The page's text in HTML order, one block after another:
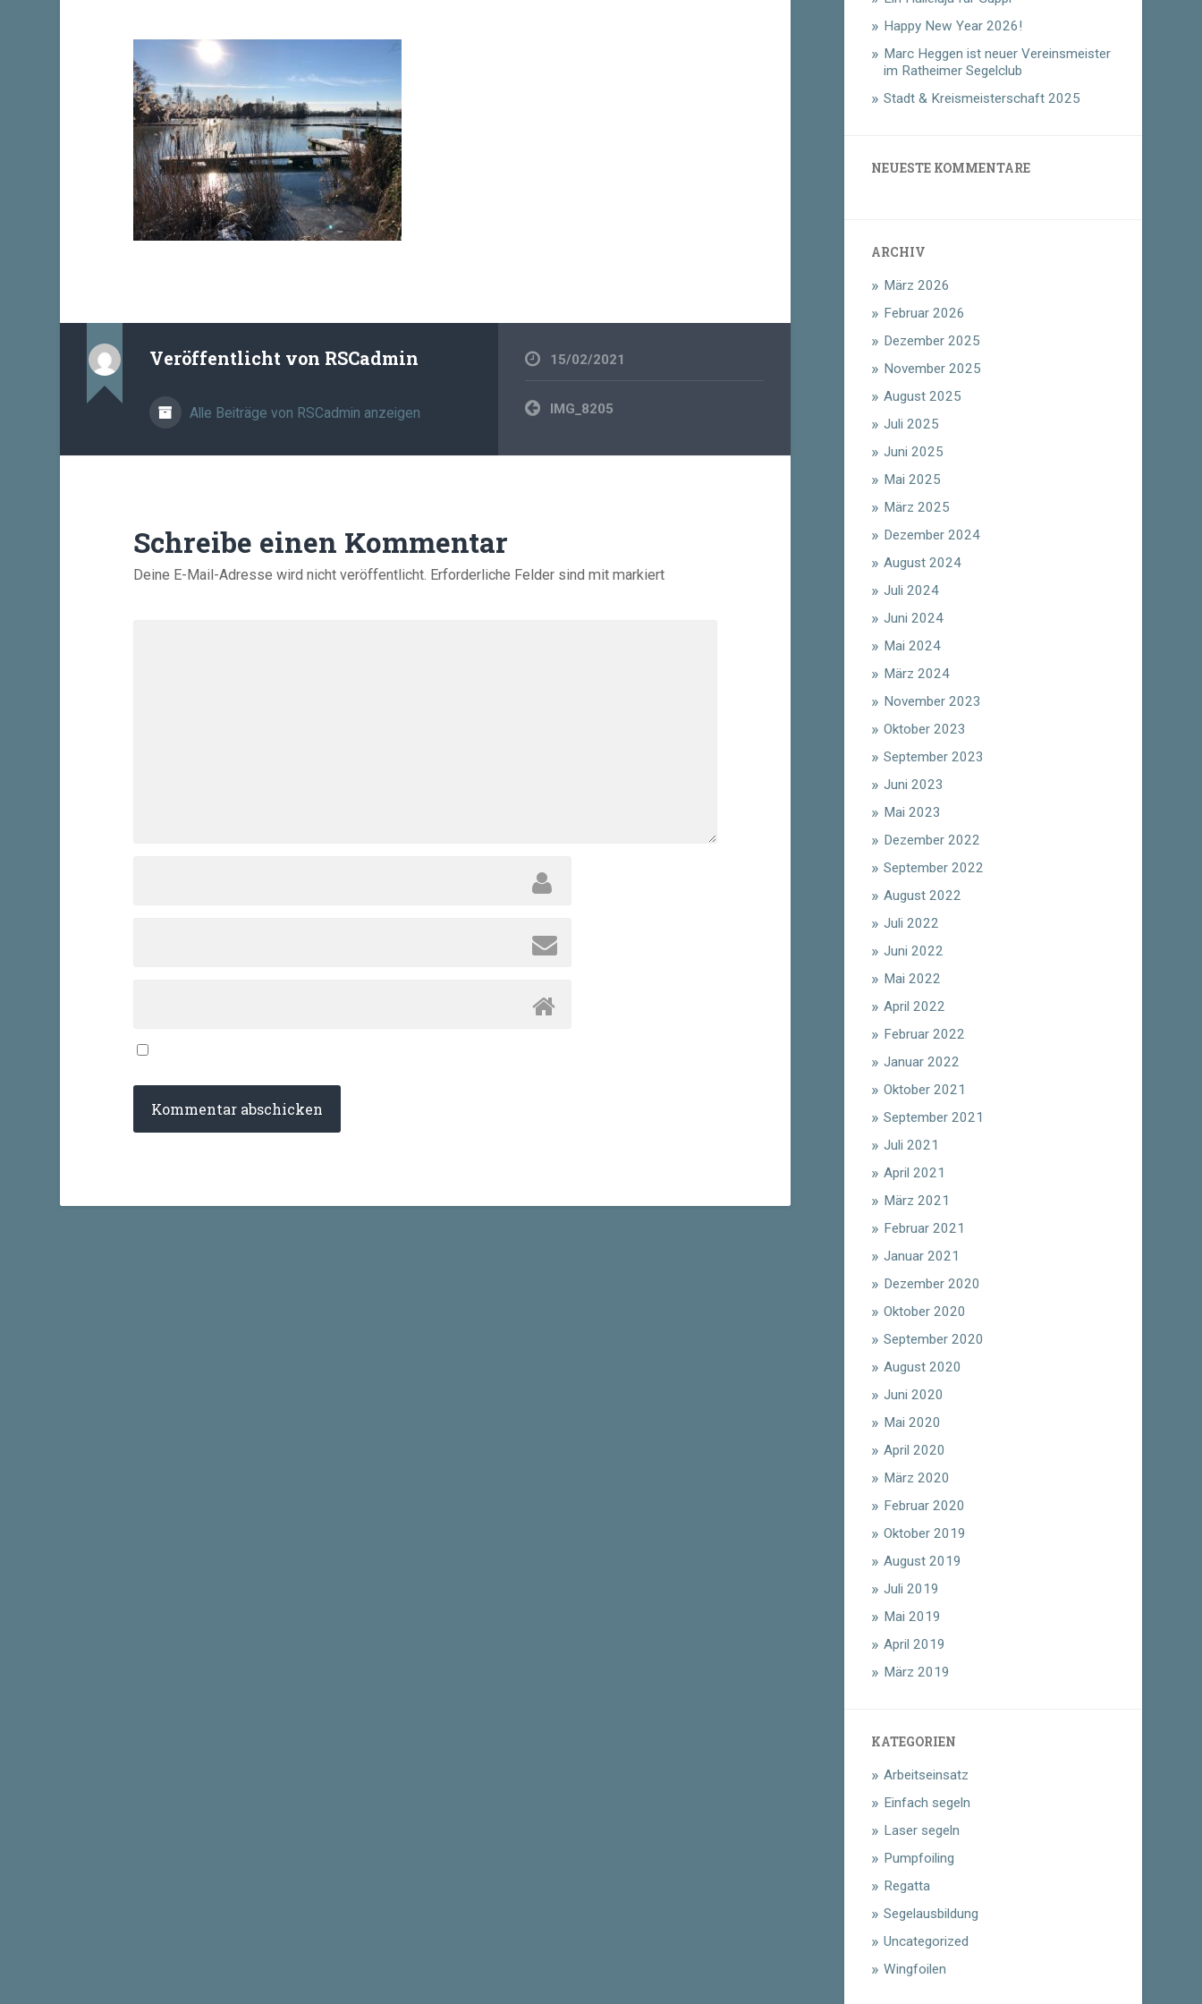
Veröffentlicht von RSCadmin
Alle Beiträge von RSCadmin anzeigen
15/02/2021
Beitragsnavigation
IMG_8205
Schreibe einen Kommentar
Deine E-Mail-Adresse wird nicht veröffentlicht. Erforderliche Felder sind mit markiert
Happy New Year 2026!
Marc Heggen ist neuer Vereinsmeister
im Ratheimer Segelclub
Stadt & Kreismeisterschaft 2025
NEUESTE KOMMENTARE
ARCHIV
März 2026
Februar 2026
Dezember 2025
November 2025
August 2025
Juli 2025
Juni 2025
Mai 2025
März 2025
Dezember 2024
August 2024
Juli 2024
Juni 2024
Mai 2024
März 2024
November 2023
Oktober 2023
September 2023
Juni 2023
Mai 2023
Dezember 2022
September 2022
August 2022
Juli 2022
Juni 2022
Mai 2022
April 2022
Februar 2022
Januar 2022
Oktober 2021
September 2021
Juli 2021
April 2021
März 2021
Februar 2021
Januar 2021
Dezember 2020
Oktober 2020
September 2020
August 2020
Juni 2020
Mai 2020
April 2020
März 2020
Februar 2020
Oktober 2019
August 2019
Juli 2019
Mai 2019
April 2019
März 2019
KATEGORIEN
Arbeitseinsatz
Einfach segeln
Laser segeln
Pumpfoiling
Regatta
Segelausbildung
Uncategorized
Wingfoilen